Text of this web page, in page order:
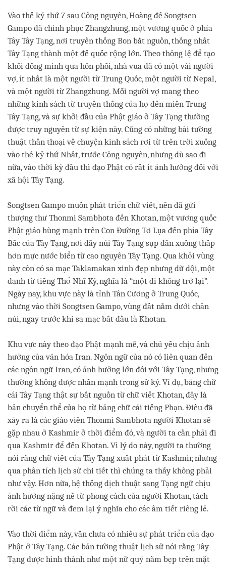
Vào thế kỷ thứ 7 sau Công nguyên, Hoàng đế Songtsen
Gampo đã chinh phục Zhangzhung, một vương quốc ở phía
Tây Tây Tạng, nơi truyền thống Bon bắt nguồn, thống nhất
Tây Tạng thành một đế quốc rộng lớn. Theo thông lệ để tạo
khối đồng minh qua hôn phối, nhà vua đã có một vài người
vợ, ít nhất là một người từ Trung Quốc, một người từ Nepal,
và một người từ Zhangzhung. Mỗi người vợ mang theo
những kinh sách từ truyền thống của họ đến miền Trung
Tây Tạng, và sự khởi đầu của Phật giáo ở Tây Tạng thường
được truy nguyên từ sự kiện này. Cũng có những bài tường
thuật thần thoại về chuyện kinh sách rơi từ trên trời xuống
vào thế kỷ thứ Nhất, trước Công nguyên, nhưng dù sao đi
nữa, vào thời kỳ đầu thì đạo Phật có rất ít ảnh hưởng đối với
xã hội Tây Tạng.
Songtsen Gampo muốn phát triển chữ viết, nên đã gửi
thượng thư Thonmi Sambhota đến Khotan, một vương quốc
Phật giáo hùng mạnh trên Con Đường Tơ Lụa đến phía Tây
Bắc của Tây Tạng, nơi dãy núi Tây Tạng sụp dần xuống thấp
hơn mực nước biển từ cao nguyên Tây Tạng. Qua khỏi vùng
này còn có sa mạc Taklamakan xinh đẹp nhưng dữ dội, một
danh từ tiếng Thổ Nhĩ Kỳ, nghĩa là “một đi không trở lại”.
Ngày nay, khu vực này là tỉnh Tân Cương ở Trung Quốc,
nhưng vào thời Songtsen Gampo, vùng đất nằm dưới chân
núi, ngay trước khi sa mạc bắt đầu là Khotan.
Khu vực này theo đạo Phật mạnh mẽ, và chủ yếu chịu ảnh
hưởng của văn hóa Iran. Ngôn ngữ của nó có liên quan đến
các ngôn ngữ Iran, có ảnh hưởng lớn đối với Tây Tạng, nhưng
thường không được nhấn mạnh trong sử ký. Ví dụ, bảng chữ
cái Tây Tạng thật sự bắt nguồn từ chữ viết Khotan, đây là
bản chuyển thể của họ từ bảng chữ cái tiếng Phạn. Điều đã
xảy ra là các giáo viên Thonmi Sambhota người Khotan sẽ
gặp nhau ở Kashmir ở thời điểm đó, và người ta cần phải đi
qua Kashmir để đến Khotan. Vì lý do này, người ta thường
nói rằng chữ viết của Tây Tạng xuất phát từ Kashmir, nhưng
qua phân tích lịch sử chi tiết thì chúng ta thấy không phải
như vậy. Hơn nữa, hệ thống dịch thuật sang Tạng ngữ chịu
ảnh hưởng nặng nề từ phong cách của người Khotan, tách
rời các từ ngữ và đem lại ý nghĩa cho các âm tiết riêng lẻ.
Vào thời điểm này, vẫn chưa có nhiều sự phát triển của đạo
Phật ở Tây Tạng. Các bản tường thuật lịch sử nói rằng Tây
Tạng được hình thành như một nữ quỷ nằm bẹp trên mặt